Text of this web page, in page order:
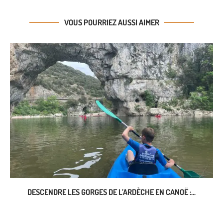
VOUS POURRIEZ AUSSI AIMER
DESCENDRE LES GORGES DE L’ARDÈCHE EN CANOË :...